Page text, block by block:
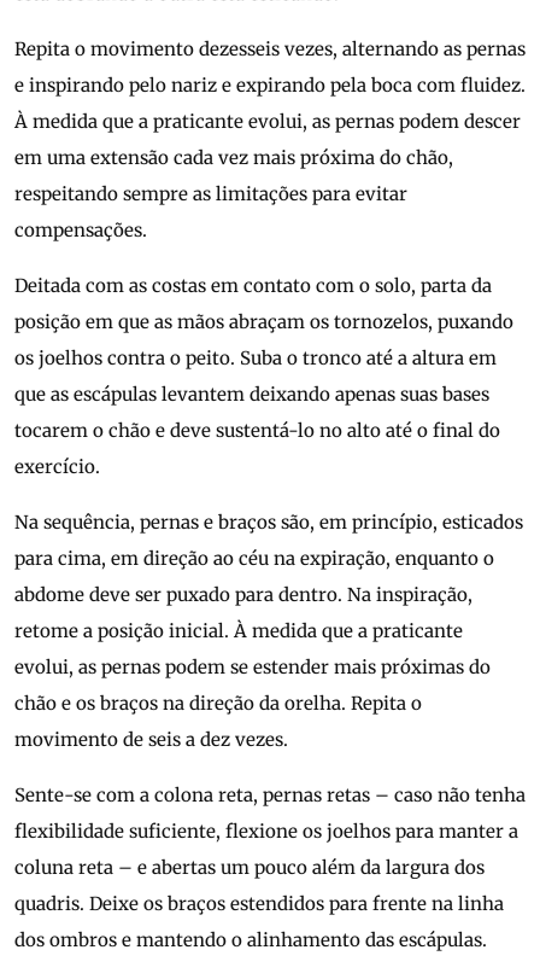
Repita o movimento dezesseis vezes, alternando as pernas
e inspirando pelo nariz e expirando pela boca com fluidez.
À medida que a praticante evolui, as pernas podem descer
em uma extensão cada vez mais próxima do chão,
respeitando sempre as limitações para evitar
compensações.
Deitada com as costas em contato com o solo, parta da
posição em que as mãos abraçam os tornozelos, puxando
os joelhos contra o peito. Suba o tronco até a altura em
que as escápulas levantem deixando apenas suas bases
tocarem o chão e deve sustentá-lo no alto até o final do
exercício.
Na sequência, pernas e braços são, em princípio, esticados
para cima, em direção ao céu na expiração, enquanto o
abdome deve ser puxado para dentro. Na inspiração,
retome a posição inicial. À medida que a praticante
evolui, as pernas podem se estender mais próximas do
chão e os braços na direção da orelha. Repita o
movimento de seis a dez vezes.
Sente-se com a colona reta, pernas retas – caso não tenha
flexibilidade suficiente, flexione os joelhos para manter a
coluna reta – e abertas um pouco além da largura dos
quadris. Deixe os braços estendidos para frente na linha
dos ombros e mantendo o alinhamento das escápulas.